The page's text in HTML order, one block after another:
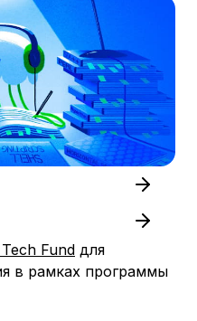
Fund для
в рамках программы